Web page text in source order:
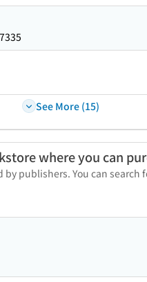
See More (15)
where you can
publishers. You can search